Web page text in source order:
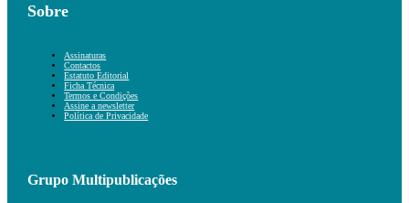
Sobre
Assinaturas
Contactos
Estatuto Editorial
Ficha Técnica
Termos e Condições
Assine a newsletter
Política de Privacidade
Grupo Multipublicações